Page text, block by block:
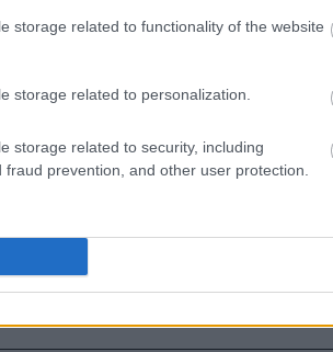
storage related to functionality of the website
storage related to personalization.
storage related to security, including
prevention, and other user protection.
θα βάλει σε τάξη το ντουλάπι της
κολλημένα στη μαμά τους